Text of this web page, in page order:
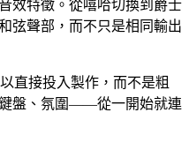
效特徵。從嘻哈切換到爵士
弦聲部，而不只是相同輸出
直接投入製作，而不是粗
盤、氛圍——從一開始就連